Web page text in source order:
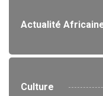
Actualité
Culture